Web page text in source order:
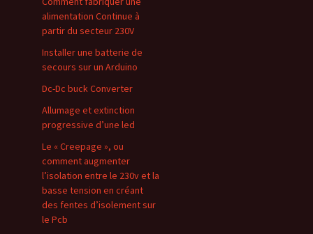
alimentation Continue à
partir du secteur 230V
Installer une batterie de
secours sur un Arduino
Dc-Dc buck Converter
Allumage et extinction
progressive d’une led
Le « Creepage », ou
comment augmenter
l’isolation entre le 230v et la
basse tension en créant
des fentes d’isolement sur
le Pcb